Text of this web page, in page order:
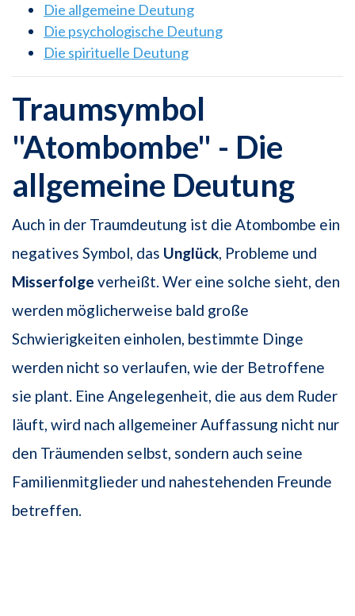
Die allgemeine Deutung
Die psychologische Deutung
Die spirituelle Deutung
Traumsymbol
"Atombombe" - Die
allgemeine Deutung
Auch in der Traumdeutung ist die Atombombe ein
negatives Symbol, das Unglück, Probleme und
Misserfolge verheißt. Wer eine solche sieht, den
werden möglicherweise bald große
Schwierigkeiten einholen, bestimmte Dinge
werden nicht so verlaufen, wie der Betroffene
sie plant. Eine Angelegenheit, die aus dem Ruder
läuft, wird nach allgemeiner Auffassung nicht nur
den Träumenden selbst, sondern auch seine
Familienmitglieder und nahestehenden Freunde
betreffen.